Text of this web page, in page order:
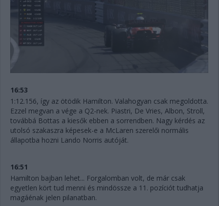
16:53
1:12.156, így az ötödik Hamilton. Valahogyan csak megoldotta.
Ezzel megvan a vége a Q2-nek. Piastri, De Vries, Albon, Stroll,
továbbá Bottas a kiesők ebben a sorrendben. Nagy kérdés az
utolsó szakaszra képesek-e a McLaren szerelői normális
állapotba hozni Lando Norris autóját.
16:51
Hamilton bajban lehet... Forgalomban volt, de már csak
egyetlen kört tud menni és mindössze a 11. pozíciót tudhatja
magáénak jelen pilanatban.